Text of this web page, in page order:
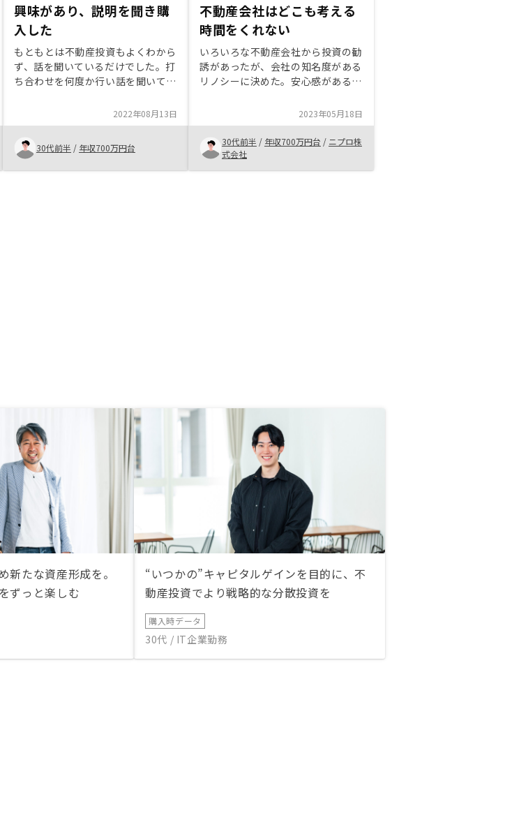
興味があり、説明を聞き購
入した
もともとは不動産投資もよくわから
ず、話を聞いているだけでした。打
ち合わせを何度か行い話を聞いてい
い、今回の購入にいたりました。
RENOSYの業務内容を細かく聞かせ
て頂き、他の企業と比べ先に進んで
いることがわかり、購入の後押しに
もなりました。 購入した物件も比
2022年08月13日
30代前半 / 年収700万円台
不動産会社はどこも考える
時間をくれない
いろいろな不動産会社から投資の勧
誘があったが、会社の知名度がある
リノシーに決めた。安心感がある投
が明快でわかりやすいところがこれ
から不動産投資を行いたい人にもお
すすめできるポイントである。
2023年05月18日
30代前半 / 年収700万円台 / ニプロ株
式会社
新たな資産形成を。
ずっと楽しむ
“いつかの”キャピタルゲインを目的に、不
動産投資でより戦略的な分散投資を
購入時データ
30代 / IT企業勤務